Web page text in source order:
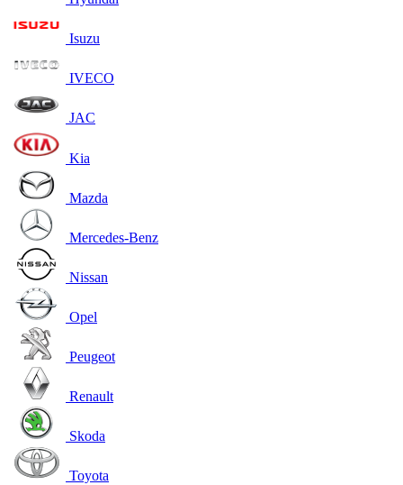
Isuzu
IVECO
JAC
Kia
Mazda
Mercedes-Benz
Nissan
Opel
Peugeot
Renault
Skoda
Toyota